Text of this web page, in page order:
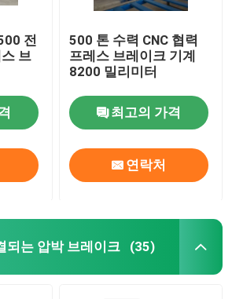
난간 목록
전
브
500 톤 수력 CNC 협력
프레스 브레이크 기계
8200 밀리미터
최고의 가격
연락처
되는 압박 브레이크 (35)